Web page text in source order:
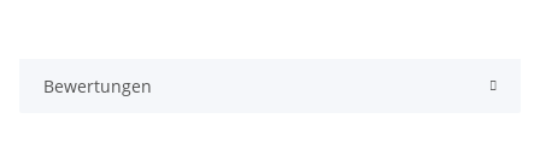
Bewertungen